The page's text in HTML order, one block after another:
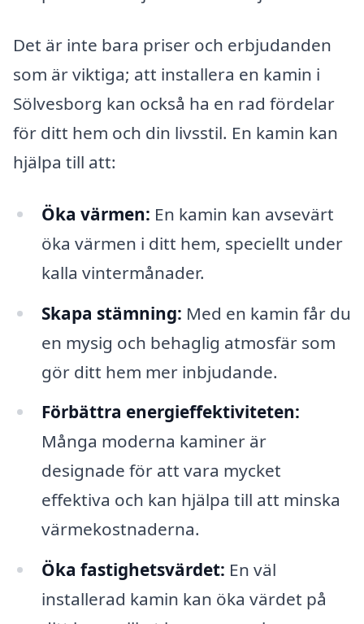
Det är inte bara priser och erbjudanden
som är viktiga; att installera en kamin i
Sölvesborg kan också ha en rad fördelar
för ditt hem och din livsstil. En kamin kan
hjälpa till att:
Öka värmen: En kamin kan avsevärt
öka värmen i ditt hem, speciellt under
kalla vintermånader.
Skapa stämning: Med en kamin får du
en mysig och behaglig atmosfär som
gör ditt hem mer inbjudande.
Förbättra energieffektiviteten:
Många moderna kaminer är
designade för att vara mycket
effektiva och kan hjälpa till att minska
värmekostnaderna.
Öka fastighetsvärdet: En väl
installerad kamin kan öka värdet på